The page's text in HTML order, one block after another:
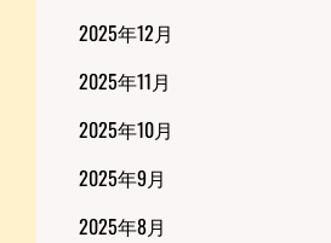
2025年12月
2025年11月
2025年10月
2025年9月
2025年8月